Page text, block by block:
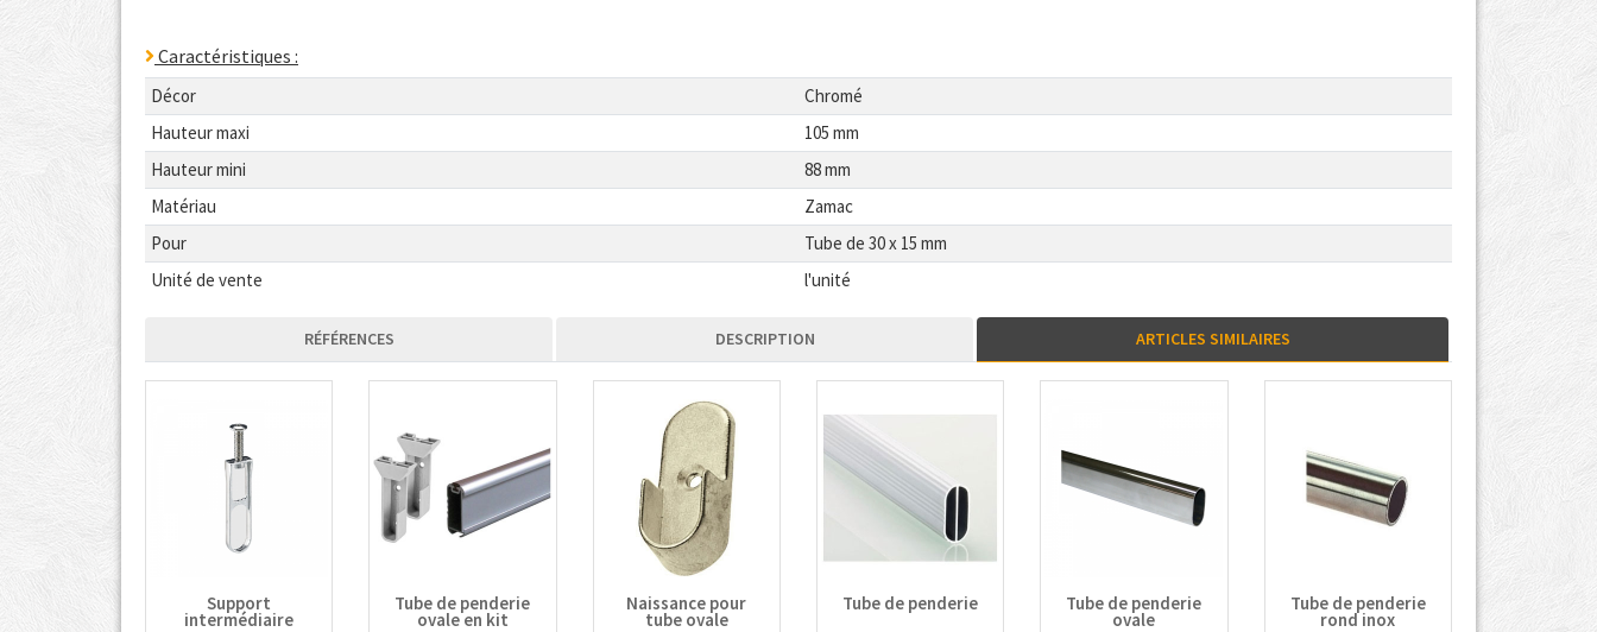
Caractéristiques :
Décor
Chromé
Hauteur maxi
105 mm
Hauteur mini
88 mm
Matériau
Zamac
Pour
Tube de 30 x 15 mm
Unité de vente
l'unité
RÉFÉRENCES DESCRIPTION ARTICLES SIMILAIRES
Support
intermédiaire
Tube de penderie
ovale en kit
Naissance pour
tube ovale
Tube de penderie Tube de penderie
ovale
Tube de penderie
rond inox